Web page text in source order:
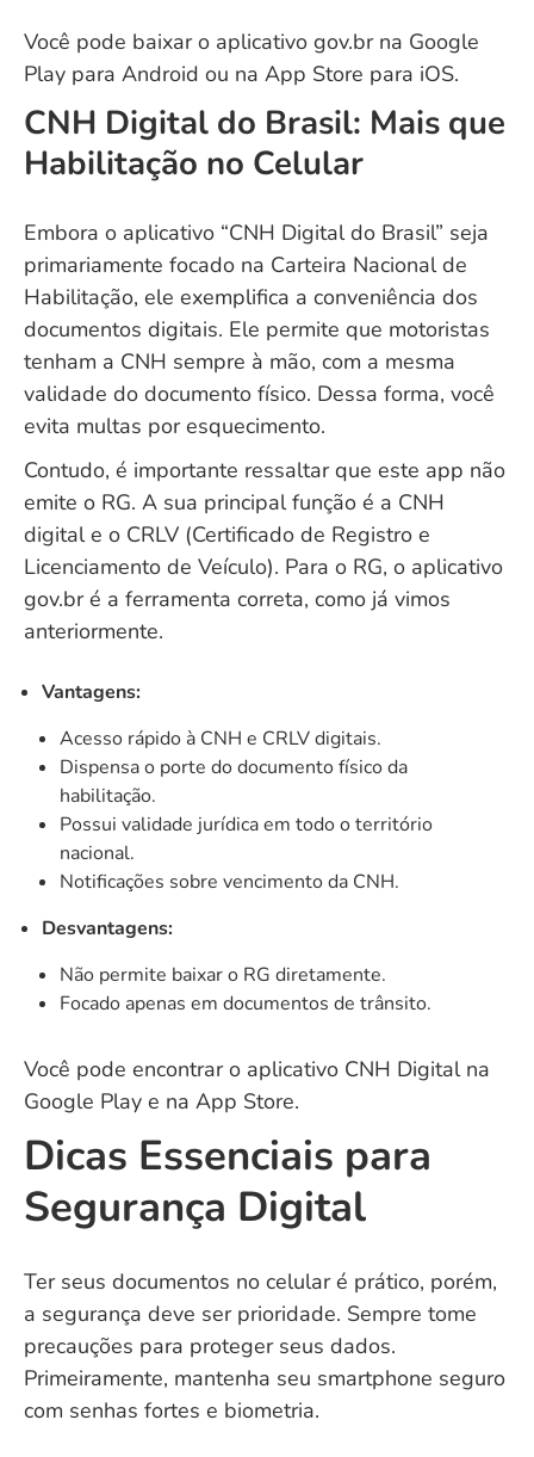
Você pode baixar o aplicativo gov.br na Google
Play para Android ou na App Store para iOS.
CNH Digital do Brasil: Mais que
Habilitação no Celular
Embora o aplicativo “CNH Digital do Brasil” seja
primariamente focado na Carteira Nacional de
Habilitação, ele exemplifica a conveniência dos
documentos digitais. Ele permite que motoristas
tenham a CNH sempre à mão, com a mesma
validade do documento físico. Dessa forma, você
evita multas por esquecimento.
Contudo, é importante ressaltar que este app não
emite o RG. A sua principal função é a CNH
digital e o CRLV (Certificado de Registro e
Licenciamento de Veículo). Para o RG, o aplicativo
gov.br é a ferramenta correta, como já vimos
anteriormente.
Vantagens:
Acesso rápido à CNH e CRLV digitais.
Dispensa o porte do documento físico da
habilitação.
Possui validade jurídica em todo o território
nacional.
Notificações sobre vencimento da CNH.
Desvantagens:
Não permite baixar o RG diretamente.
Focado apenas em documentos de trânsito.
Você pode encontrar o aplicativo CNH Digital na
Google Play e na App Store.
Dicas Essenciais para
Segurança Digital
Ter seus documentos no celular é prático, porém,
a segurança deve ser prioridade. Sempre tome
precauções para proteger seus dados.
Primeiramente, mantenha seu smartphone seguro
com senhas fortes e biometria.